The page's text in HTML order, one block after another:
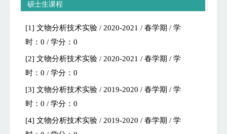
硕士生课程
[1] 文物分析技术实验 / 2020-2021 / 春学期 / 学
时：0 / 学分：0
[2] 文物分析技术实验 / 2020-2021 / 春学期 / 学
时：0 / 学分：0
[3] 文物分析技术实验 / 2019-2020 / 春学期 / 学
时：0 / 学分：0
[4] 文物分析技术实验 / 2019-2020 / 春学期 / 学